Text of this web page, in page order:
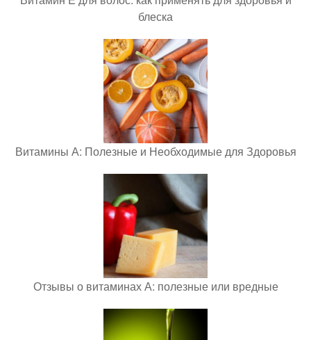
блеска
Витамины А: Полезные и Необходимые для Здоровья
Отзывы о витаминах А: полезные или вредные